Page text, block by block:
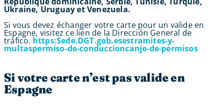
Ukraine, Uruguay et Venezuela.
Si vous devez échanger votre carte pour un valide en
Espagne, visitez ce lien de la Dirección General de
tráfico. https:Sede.DGT.gob.esestramites-y-
multaspermiso-de-conduccioncanje-de-permisos
Si votre carte n’est pas valide en
Espagne